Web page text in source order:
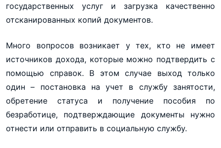
государственных услуг и загрузка качественно
отсканированных копий документов.
Много вопросов возникает у тех, кто не имеет
источников дохода, которые можно подтвердить с
помощью справок. В этом случае выход только
один – постановка на учет в службу занятости,
обретение статуса и получение пособия по
безработице, подтверждающие документы нужно
отнести или отправить в социальную службу.